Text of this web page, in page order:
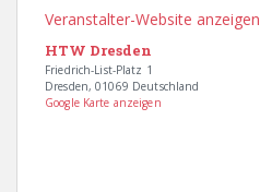
Veranstalter-Website anzeigen
HTW Dresden
Friedrich-List-Platz 1
Dresden, 01069 Deutschland
Google Karte anzeigen